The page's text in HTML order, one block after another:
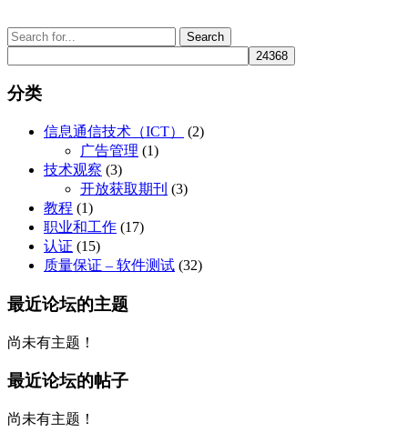
选
择
项
可
在
产
面
项
Search
for:
分类
信息通信技术（ICT）
(2)
广告管理 (1)
技术观察 (3)
开放获取期刊 (3)
教程 (1)
职业和工作 (17)
认证 (15)
质量保证 – 软件测试 (32)
最近论坛的主题
尚未有主题！
最近论坛的帖子
尚未有主题！